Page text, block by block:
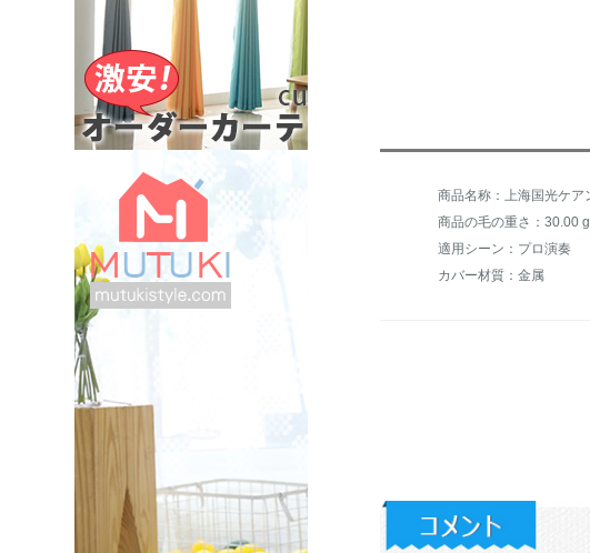
商品の毛の重さ：30.00 g
適用シーン：プロ演奏
カバー材質：金属